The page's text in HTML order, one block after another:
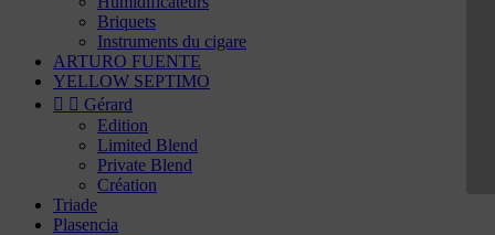
Briquets
Instruments du cigare
ARTURO FUENTE
YELLOW SEPTIMO
  Gérard
Edition
Limited Blend
Private Blend
Création
Triade
Plasencia